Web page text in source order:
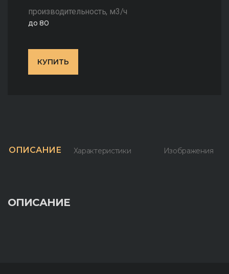
производительность, м3/ч
до 80
КУПИТЬ
ОПИСАНИЕ Характеристики Изображения
ОПИСАНИЕ